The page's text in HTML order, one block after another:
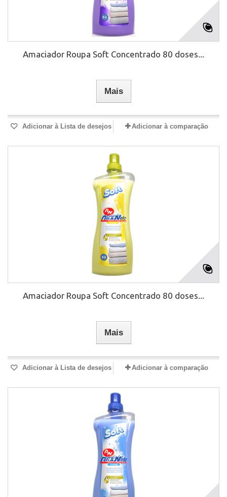
Amaciador Roupa Soft Concentrado 80 doses...
Mais
Adicionar à Lista de desejos Adicionar à comparação
Amaciador Roupa Soft Concentrado 80 doses...
Mais
Adicionar à Lista de desejos Adicionar à comparação